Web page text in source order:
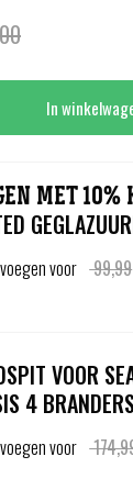
Oorspronkelijke
prijs
was:
Huidige
prijs
In
MET 10%
voor 99,99
VOOR
4 BRANDERS
voor